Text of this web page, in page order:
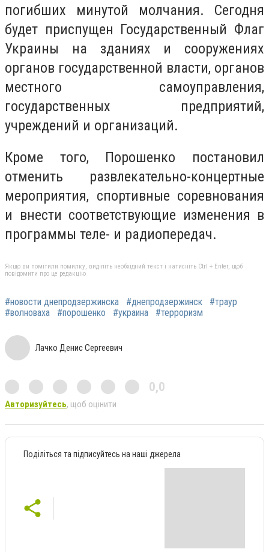
погибших минутой молчания. Сегодня
будет приспущен Государственный Флаг
Украины на зданиях и сооружениях
органов государственной власти, органов
местного самоуправления,
государственных предприятий,
учреждений и организаций.
Кроме того, Порошенко постановил
отменить развлекательно-концертные
мероприятия, спортивные соревнования
и внести соответствующие изменения в
программы теле- и радиопередач.
Якщо ви помітили помилку, виділіть необхідний текст і натисніть Ctrl + Enter, щоб
повідомити про це редакцію
#новости днепродзержинска #днепродзержинск
#траур
#волноваха
#порошенко #украина #терроризм
Лачко Денис Сергеевич
0,0
Авторизуйтесь, щоб оцінити
Поділіться та підписуйтесь на наші джерела